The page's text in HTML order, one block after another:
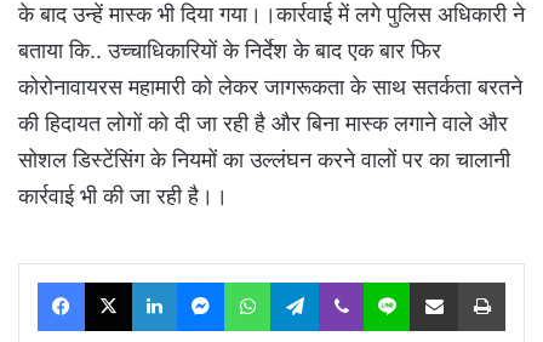
के बाद उन्हें मास्क भी दिया गया।।कार्रवाई में लगे पुलिस अधिकारी ने
बताया कि.. उच्चाधिकारियों के निर्देश के बाद एक बार फिर
कोरोनावायरस महामारी को लेकर जागरूकता के साथ सतर्कता बरतने
की हिदायत लोगों को दी जा रही है और बिना मास्क लगाने वाले और
सोशल डिस्टेंसिंग के नियमों का उल्लंघन करने वालों पर का चालानी
कार्रवाई भी की जा रही है।।
Facebook
X LinkedInMessengerWhatsAppTelegram
Viber Line Share via Email Print